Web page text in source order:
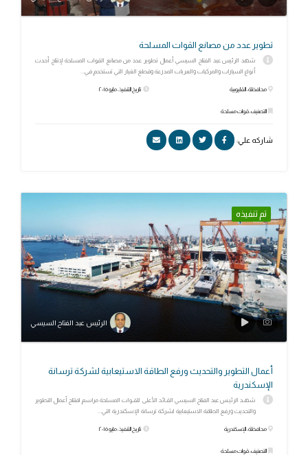
تطوير عدد من مصانع القوات المسلحة
شهد الرئيس عبد الفتاح السيسي أعمال تطوير عدد من مصانع القوات المسلحة لإنتاج أحدث
أنواع السيارات والمركبات والعربات المدرعة وقطع الغيار التي تستخدم في...
محافظة: القليوبية
التصنيف: قوات مسلحة
تاريخ التنفيذ: مايو ٢٠١٥
شاركه علي:
تم تنفيذه
الرئيس عبد الفتاح السيسي
أعمال التطوير والتحديث ورفع الطاقة الاستيعابية لشركة ترسانة
الإسكندرية
شهـد الرئيـس عبد الفتاح السيسي القـائد الأعلى للقـوات المسلحة مراسم افتتاح أعمال التطوير
والتحديث ورفع الطاقة الاستيعابية لشركة ترسانة الإسكندرية التي...
محافظة: الإسكندرية
التصنيف: قوات مسلحة
تاريخ التنفيذ: مايو ٢٠١٥